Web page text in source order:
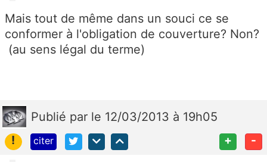
Mais tout de même dans un souci ce se
conformer à l'obligation de couverture? Non?
(au sens légal du terme)
Publié par le 12/03/2013 à 19h05
!
citer + -